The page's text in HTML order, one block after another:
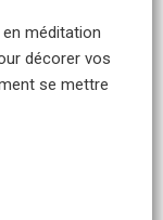
méditation
décorer vos
se mettre